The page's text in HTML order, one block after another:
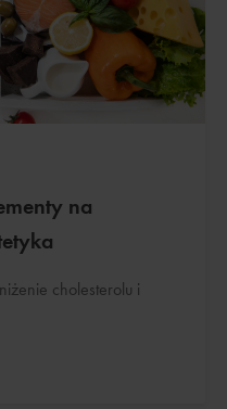
na
cholesterolu i